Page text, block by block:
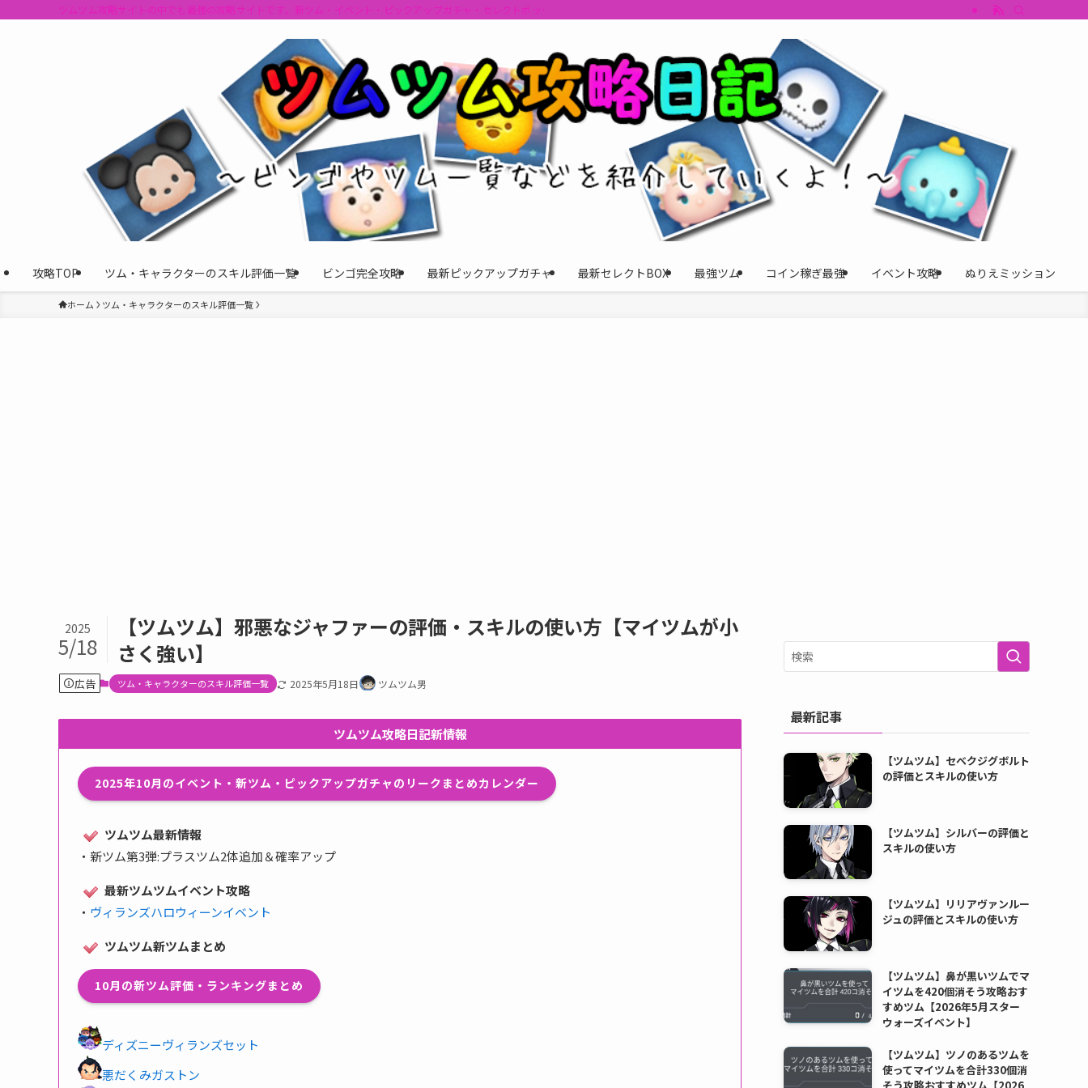
ツムツム攻略サイトの中でも最強の攻略サイトです。新ツム・イベント・ピックアップガチャ・セレクトボックスの情報を最速で提供しビンゴのおすすめツム・キャラ評価も丁寧に解説。ツムツムイベント、ツムツム攻略、ツムツ
攻略TOP ツム・キャラクターのスキル評価一覧 ビンゴ完全攻略 最新ピックアップガチャ 最新セレクトBOX 最強ツム コイン稼ぎ最強 イベント攻略 ぬりえミッション
ホーム ツム・キャラクターのスキル評価一覧
【ツムツム】邪悪なジャファーの評価・スキルの使い方【マイツムが小
さく強い】
2025
5/18
広告 ツム・キャラクターのスキル評価一覧 2025年5月18日 ツムツム男
ツムツム攻略日記新情報
2025年10月のイベント・新ツム・ピックアップガチャのリークまとめカレンダー
ツムツム最新情報
・ 新ツム第3弾:プラスツム2体追加＆確率アップ
最新ツムツムイベント攻略
・ ヴィランズハロウィーンイベント
ツムツム新ツムまとめ
10月の新ツム評価・ランキングまとめ
ディズニーヴィランズセット
悪だくみガストン
最新記事
【ツムツム】セベクジグボルト
の評価とスキルの使い方
【ツムツム】シルバーの評価と
スキルの使い方
【ツムツム】リリアヴァンルー
ジュの評価とスキルの使い方
【ツムツム】鼻が黒いツムでマ
イツムを420個消そう攻略おす
すめツム【2026年5月スター
ウォーズイベント】
【ツムツム】ツノのあるツムを
使ってマイツムを合計330個消